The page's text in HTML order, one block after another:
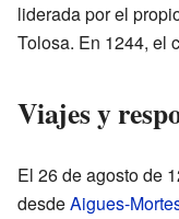
liderada por el
Tolosa. En 1244, el
Viajes y
El 26 de agosto de
desdeAigues-